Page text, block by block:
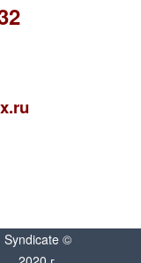
Syndicate ©